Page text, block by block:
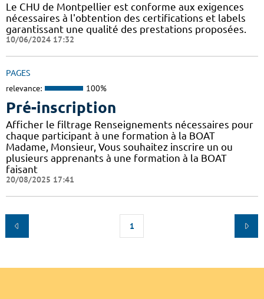
Le CHU de Montpellier est conforme aux exigences
nécessaires à l'obtention des certifications et labels
garantissant une qualité des prestations proposées.
10/06/2024 17:32
PAGES
relevance: 100%
Pré-inscription
Afficher le filtrage Renseignements nécessaires pour
chaque participant à une formation à la BOAT
Madame, Monsieur, Vous souhaitez inscrire un ou
plusieurs apprenants à une formation à la BOAT
faisant
20/08/2025 17:41
1